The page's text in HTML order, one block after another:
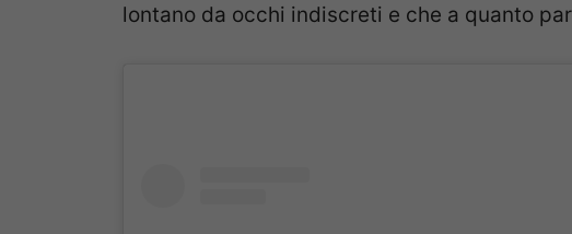
lontano da occhi indiscreti e che a quanto